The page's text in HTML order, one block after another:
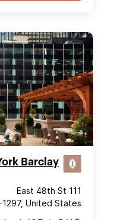
Barclay
111 East 48th St
1297, United States